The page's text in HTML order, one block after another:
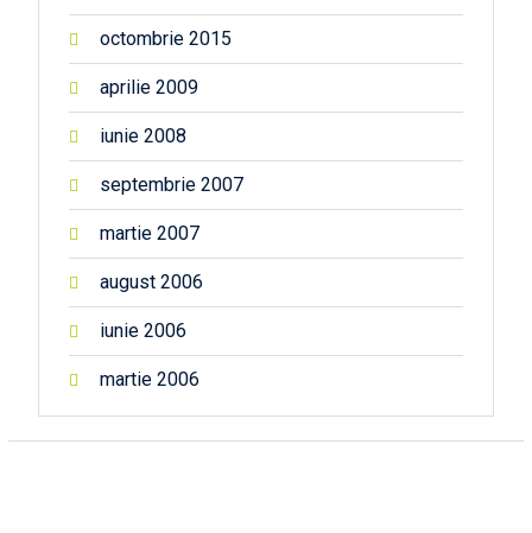
octombrie 2015
aprilie 2009
iunie 2008
septembrie 2007
martie 2007
august 2006
iunie 2006
martie 2006